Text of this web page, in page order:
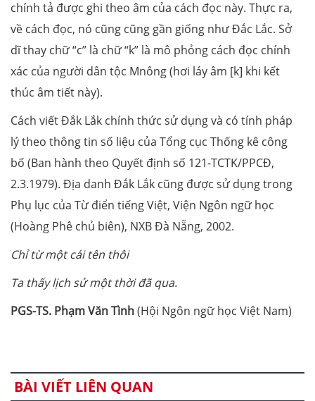
chính tả được ghi theo âm của cách đọc này. Thực ra,
về cách đọc, nó cũng cũng gần giống như Đắc Lắc. Sở
dĩ thay chữ “c” là chữ “k” là mô phỏng cách đọc chính
xác của người dân tộc Mnông (hơi láy âm [k] khi kết
thúc âm tiết này).
Cách viết Đắk Lắk chính thức sử dụng và có tính pháp
lý theo thông tin số liệu của Tổng cục Thống kê công
bố (Ban hành theo Quyết định số 121-TCTK/PPCĐ,
2.3.1979). Địa danh Đắk Lắk cũng được sử dụng trong
Phụ lục của Từ điển tiếng Việt, Viện Ngôn ngữ học
(Hoàng Phê chủ biên), NXB Đà Nẵng, 2002.
Chỉ từ một cái tên thôi
Ta thấy lịch sử một thời đã qua.
PGS-TS. Phạm Văn Tình(Hội Ngôn ngữ học Việt Nam)
BÀI VIẾT LIÊN QUAN